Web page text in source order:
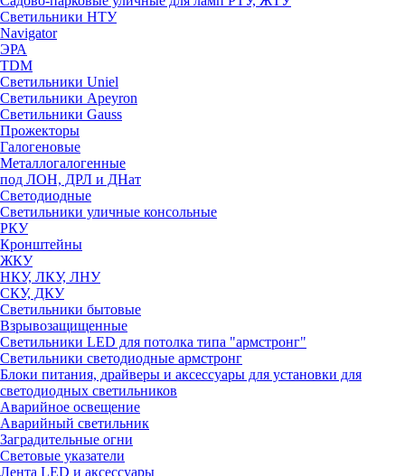
Светильники НТУ
Navigator
ЭРА
TDM
Светильники Uniel
Светильники Apeyron
Светильники Gauss
Прожекторы
Галогеновые
Металлогалогенные
под ЛОН, ДРЛ и ДНат
Светодиодные
Светильники уличные консольные
РКУ
Кронштейны
ЖКУ
НКУ, ЛКУ, ЛНУ
СКУ, ДКУ
Светильники бытовые
Взрывозащищенные
Светильники LED для потолка типа "армстронг"
Светильники светодиодные армстронг
Блоки питания, драйверы и аксессуары для установки для
светодиодных светильников
Аварийное освещение
Аварийный светильник
Заградительные огни
Световые указатели
Лента LED и аксессуары